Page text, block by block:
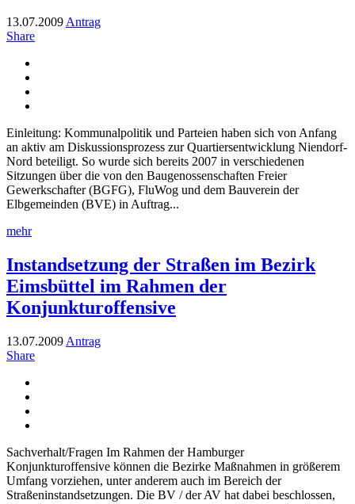
13.07.2009 Antrag
Share
Einleitung: Kommunalpolitik und Parteien haben sich von Anfang
an aktiv am Diskussionsprozess zur Quartiersentwicklung Niendorf-
Nord beteiligt. So wurde sich bereits 2007 in verschiedenen
Sitzungen über die von den Baugenossenschaften Freier
Gewerkschafter (BGFG), FluWog und dem Bauverein der
Elbgemeinden (BVE) in Auftrag...
mehr
Instandsetzung der Straßen im Bezirk
Eimsbüttel im Rahmen der
Konjunkturoffensive
13.07.2009 Antrag
Share
Sachverhalt/Fragen Im Rahmen der Hamburger
Konjunkturoffensive können die Bezirke Maßnahmen in größerem
Umfang vorziehen, unter anderem auch im Bereich der
Straßeninstandsetzungen. Die BV / der AV hat dabei beschlossen,